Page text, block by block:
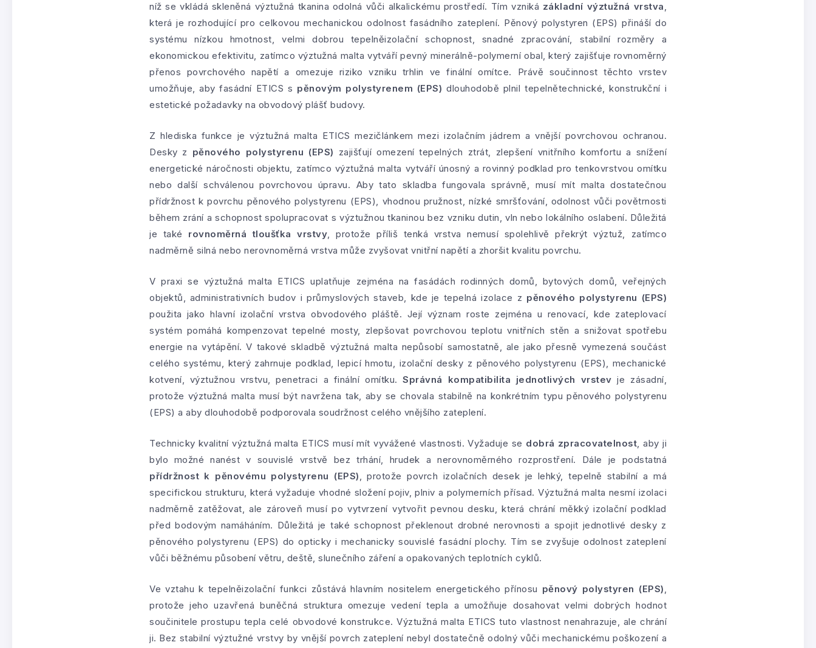
níž se vkládá skleněná výztužná tkanina odolná vůči alkalickému prostředí. Tím vzniká základní výztužná vrstva,
která je rozhodující pro celkovou mechanickou odolnost fasádního zateplení. Pěnový polystyren (EPS) přináší do
systému nízkou hmotnost, velmi dobrou tepelněizolační schopnost, snadné zpracování, stabilní rozměry a
ekonomickou efektivitu, zatímco výztužná malta vytváří pevný minerálně-polymerní obal, který zajišťuje rovnoměrný
přenos povrchového napětí a omezuje riziko vzniku trhlin ve finální omítce. Právě součinnost těchto vrstev
umožňuje, aby fasádní ETICS s pěnovým polystyrenem (EPS) dlouhodobě plnil tepelnětechnické, konstrukční i
estetické požadavky na obvodový plášť budovy.
Z hlediska funkce je výztužná malta ETICS mezičlánkem mezi izolačním jádrem a vnější povrchovou ochranou.
Desky z pěnového polystyrenu (EPS) zajišťují omezení tepelných ztrát, zlepšení vnitřního komfortu a snížení
energetické náročnosti objektu, zatímco výztužná malta vytváří únosný a rovinný podklad pro tenkovrstvou omítku
nebo další schválenou povrchovou úpravu. Aby tato skladba fungovala správně, musí mít malta dostatečnou
přídržnost k povrchu pěnového polystyrenu (EPS), vhodnou pružnost, nízké smršťování, odolnost vůči povětrnosti
během zrání a schopnost spolupracovat s výztužnou tkaninou bez vzniku dutin, vln nebo lokálního oslabení. Důležitá
je také rovnoměrná tloušťka vrstvy, protože příliš tenká vrstva nemusí spolehlivě překrýt výztuž, zatímco
nadměrně silná nebo nerovnoměrná vrstva může zvyšovat vnitřní napětí a zhoršit kvalitu povrchu.
V praxi se výztužná malta ETICS uplatňuje zejména na fasádách rodinných domů, bytových domů, veřejných
objektů, administrativních budov i průmyslových staveb, kde je tepelná izolace z pěnového polystyrenu (EPS)
použita jako hlavní izolační vrstva obvodového pláště. Její význam roste zejména u renovací, kde zateplovací
systém pomáhá kompenzovat tepelné mosty, zlepšovat povrchovou teplotu vnitřních stěn a snižovat spotřebu
energie na vytápění. V takové skladbě výztužná malta nepůsobí samostatně, ale jako přesně vymezená součást
celého systému, který zahrnuje podklad, lepicí hmotu, izolační desky z pěnového polystyrenu (EPS), mechanické
kotvení, výztužnou vrstvu, penetraci a finální omítku.Správná kompatibilita jednotlivých vrstev je zásadní,
protože výztužná malta musí být navržena tak, aby se chovala stabilně na konkrétním typu pěnového polystyrenu
(EPS) a aby dlouhodobě podporovala soudržnost celého vnějšího zateplení.
Technicky kvalitní výztužná malta ETICS musí mít vyvážené vlastnosti. Vyžaduje se dobrá zpracovatelnost, aby ji
bylo možné nanést v souvislé vrstvě bez trhání, hrudek a nerovnoměrného rozprostření. Dále je podstatná
přídržnost k pěnovému polystyrenu (EPS), protože povrch izolačních desek je lehký, tepelně stabilní a má
specifickou strukturu, která vyžaduje vhodné složení pojiv, plniv a polymerních přísad. Výztužná malta nesmí izolaci
nadměrně zatěžovat, ale zároveň musí po vytvrzení vytvořit pevnou desku, která chrání měkký izolační podklad
před bodovým namáháním. Důležitá je také schopnost překlenout drobné nerovnosti a spojit jednotlivé desky z
pěnového polystyrenu (EPS) do opticky i mechanicky souvislé fasádní plochy. Tím se zvyšuje odolnost zateplení
vůči běžnému působení větru, deště, slunečního záření a opakovaných teplotních cyklů.
Ve vztahu k tepelněizolační funkci zůstává hlavním nositelem energetického přínosu pěnový polystyren (EPS),
protože jeho uzavřená buněčná struktura omezuje vedení tepla a umožňuje dosahovat velmi dobrých hodnot
součinitele prostupu tepla celé obvodové konstrukce. Výztužná malta ETICS tuto vlastnost nenahrazuje, ale chrání
ji. Bez stabilní výztužné vrstvy by vnější povrch zateplení nebyl dostatečně odolný vůči mechanickému poškození a